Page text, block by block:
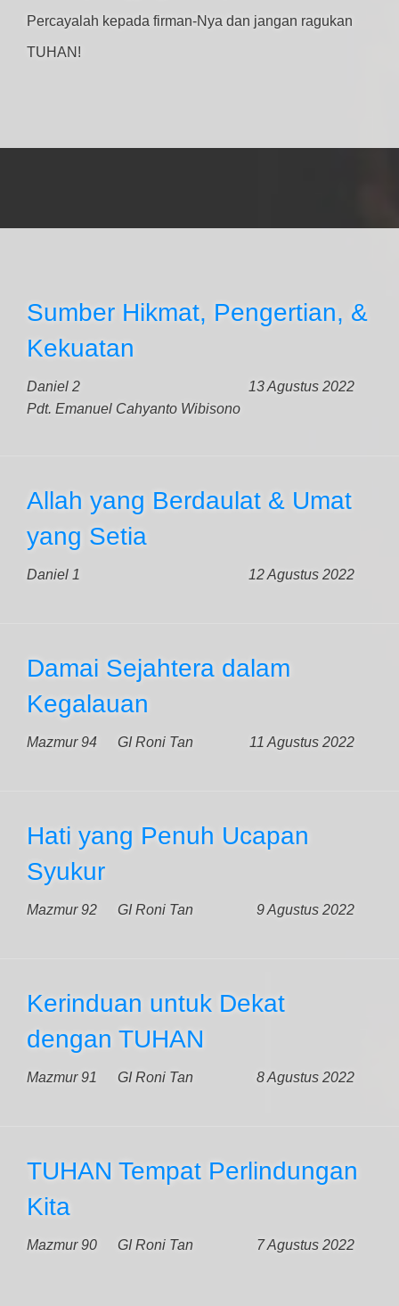
Percayalah kepada firman-Nya dan jangan ragukan
TUHAN!
Sumber Hikmat, Pengertian, &
Kekuatan
Daniel 2
13 Agustus 2022
Pdt. Emanuel Cahyanto Wibisono
Allah yang Berdaulat & Umat
yang Setia
Daniel 1 12 Agustus 2022
Damai Sejahtera dalam
Kegalauan
Mazmur 94 11 Agustus 2022
GI Roni Tan
Hati yang Penuh Ucapan
Syukur
Mazmur 92 9 Agustus 2022
GI Roni Tan
Kerinduan untuk Dekat
dengan TUHAN
Mazmur 91 8 Agustus 2022
GI Roni Tan
TUHAN Tempat Perlindungan
Kita
Mazmur 90 7 Agustus 2022
GI Roni Tan